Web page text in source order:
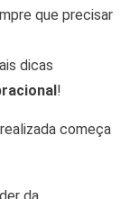
que precisar
dicas
!
começa